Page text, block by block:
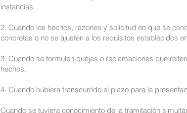
instancias.
2. Cuando los hechos, razones y solicitud en que se
concretas o no se ajusten a los requisitos establecidos
3. Cuando se formulen quejas o reclamaciones que
hechos.
4. Cuando hubiera transcurrido el plazo para la
Cuando se tuviera conocimiento de la tramitación